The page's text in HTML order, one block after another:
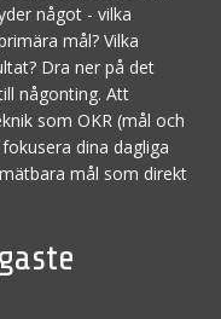
något - vilka
mål? Vilka
Dra ner på det
någonting. Att
som OKR (mål och
dina dagliga
mål som direkt